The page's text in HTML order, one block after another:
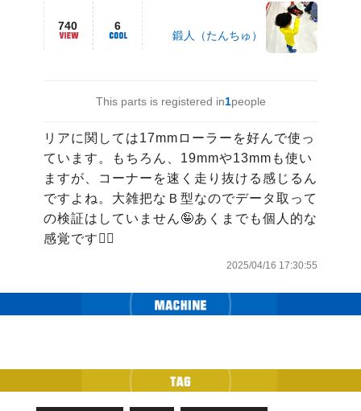
740 6
鍛人（たんちゅ）
This parts is registered in1people
リアに関しては17mmローラーを好んで使っ
ています。もちろん、19mmや13mmも使い
ますが、コーナーを速く走り抜ける感じるん
ですよね。大雑把なＢ型なのでデータ取って
の検証はしていません🤪あくまでも個人的な
感覚です🖐🏻
2025/04/16 17:30:55